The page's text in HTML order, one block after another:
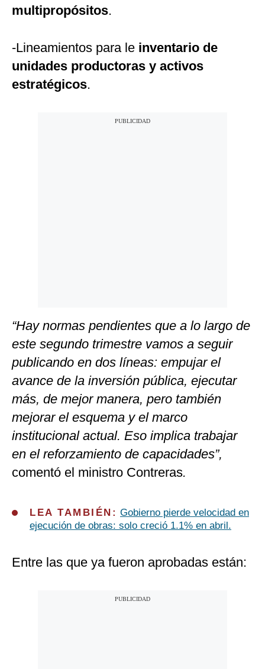
multipropósitos.
-Lineamientos para le inventario de
unidades productoras y activos
estratégicos.
“Hay normas pendientes que a lo largo de
este segundo trimestre vamos a seguir
publicando en dos líneas: empujar el
avance de la inversión pública, ejecutar
más, de mejor manera, pero también
mejorar el esquema y el marco
institucional actual. Eso implica trabajar
en el reforzamiento de capacidades”,
comentó el ministro Contreras.
LEA TAMBIÉN: Gobierno pierde velocidad en
ejecución de obras: solo creció 1.1% en abril.
Entre las que ya fueron aprobadas están: